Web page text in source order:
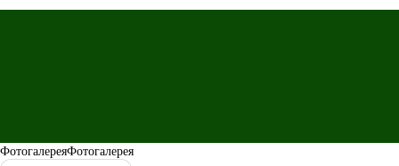
ФотогалереяФотогалерея